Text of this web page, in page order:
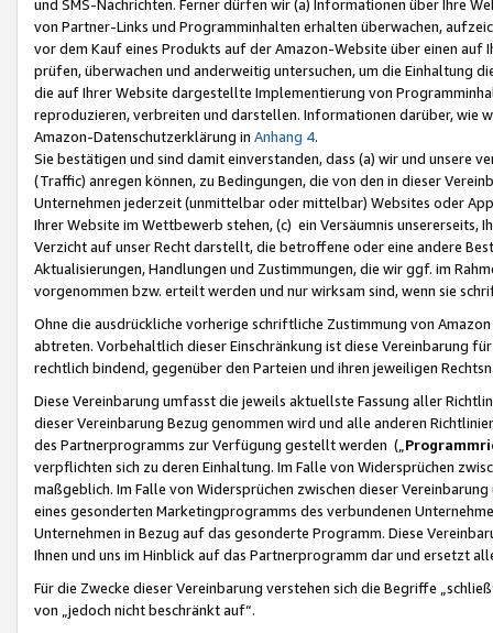
und SMS-Nachrichten. Ferner dürfen wir (a) Informationen über Ihre
von Partner-Links und Programminhalten erhalten überwachen,
vor dem Kauf eines Produkts auf der Amazon-Website über einen
prüfen, überwachen und anderweitig untersuchen, um die Einhaltung
die auf Ihrer Website dargestellte Implementierung von
reproduzieren, verbreiten und darstellen. Informationen darüber, wie
Amazon-Datenschutzerklärung in Anhang 4.
Sie bestätigen und sind damit einverstanden, dass (a) wir und
(Traffic) anregen können, zu Bedingungen, die von den in dieser
Unternehmen jederzeit (unmittelbar oder mittelbar) Websites oder
Ihrer Website im Wettbewerb stehen, (c) ein Versäumnis unsererseits,
Verzicht auf unser Recht darstellt, die betroffene oder eine andere
Aktualisierungen, Handlungen und Zustimmungen, die wir ggf. im
vorgenommen bzw. erteilt werden und nur wirksam sind, wenn sie
Ohne die ausdrückliche vorherige schriftliche Zustimmung von
abtreten. Vorbehaltlich dieser Einschränkung ist diese Vereinbarung
rechtlich bindend, gegenüber den Parteien und ihren jeweiligen
Diese Vereinbarung umfasst die jeweils aktuellste Fassung aller
dieser Vereinbarung Bezug genommen wird und alle anderen
des Partnerprogramms zur Verfügung gestellt werden („
verpflichten sich zu deren Einhaltung. Im Falle von Widersprüchen
maßgeblich. Im Falle von Widersprüchen zwischen dieser
eines gesonderten Marketingprogramms des verbundenen
Unternehmen in Bezug auf das gesonderte Programm. Diese
Ihnen und uns im Hinblick auf das Partnerprogramm dar und ersetzt
Für die Zwecke dieser Vereinbarung verstehen sich die Begriffe
von „jedoch nicht beschränkt auf“.